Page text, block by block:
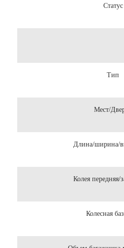
Статус
Тип
Мест/
Длина/ширина/
Колея передняя/
Колесная